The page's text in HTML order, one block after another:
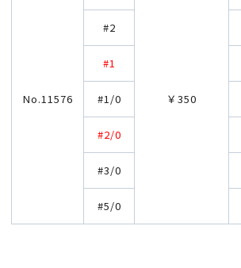
No.11576 ￥350
#2
#1
#1/0
#2/0
#3/0
#5/0